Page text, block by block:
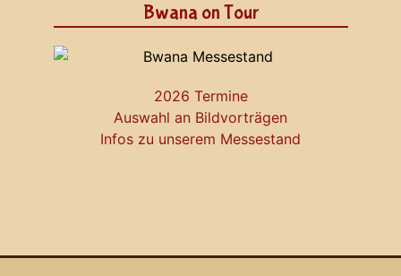
Bwana on Tour
2026 Termine
Auswahl an Bildvorträgen
Infos zu unserem Messestand